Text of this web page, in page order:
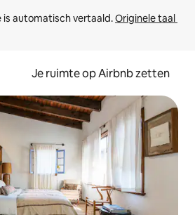
automatisch vertaald. Originele taal
Je ruimte op Airbnb zetten